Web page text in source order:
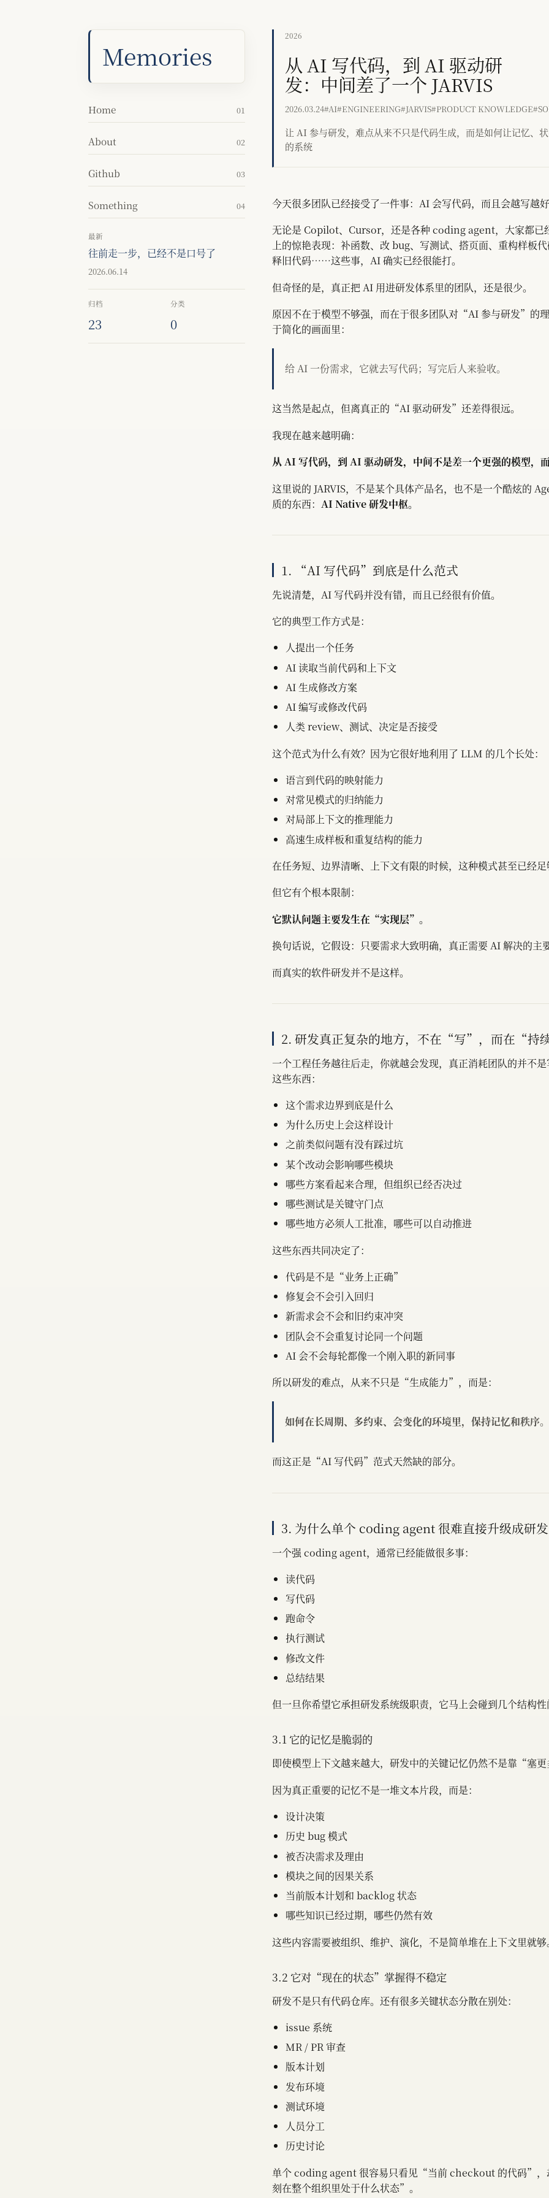
Memories
Home 01
About 02
Github 03
Something 04
最新
往前走一步，已经不是口号了
2026.06.14
归档
23
分类
0
2026
从 AI 写代码，到 AI 驱动研
发：中间差了一个 JARVIS
2026.03.24#AI#ENGINEERING#JARVIS#PRODUCT KNOWLEDGE
让 AI 参与研发，难点从来不只是代码生成，而是如何让记忆、
的系统
今天很多团队已经接受了一件事：AI 会写代码，而且会越写越好
无论是 Copilot、Cursor，还是各种 coding agent，大家都已
上的惊艳表现：补函数、改 bug、写测试、搭页面、重构样板
释旧代码……这些事，AI 确实已经很能打。
但奇怪的是，真正把 AI 用进研发体系里的团队，还是很少。
原因不在于模型不够强，而在于很多团队对“AI 参与研发”的
于简化的画面里：
给 AI 一份需求，它就去写代码；写完后人来验收。
这当然是起点，但离真正的“AI 驱动研发”还差得很远。
我现在越来越明确：
从 AI 写代码，到 AI 驱动研发，中间不是差一个更强的模型，
这里说的 JARVIS，不是某个具体产品名，也不是一个酷炫的
质的东西： AI Native 研发中枢。
1. “AI 写代码”到底是什么范式
先说清楚，AI 写代码并没有错，而且已经很有价值。
它的典型工作方式是：
人提出一个任务
AI 读取当前代码和上下文
AI 生成修改方案
AI 编写或修改代码
人类 review、测试、决定是否接受
这个范式为什么有效？因为它很好地利用了 LLM 的几个长处：
语言到代码的映射能力
对常见模式的归纳能力
对局部上下文的推理能力
高速生成样板和重复结构的能力
在任务短、边界清晰、上下文有限的时候，这种模式甚至已经足
但它有个根本限制：
它默认问题主要发生在“实现层”。
换句话说，它假设：只要需求大致明确，真正需要 AI 解决的主
而真实的软件研发并不是这样。
2. 研发真正复杂的地方，不在“写”，而在“持
一个工程任务越往后走，你就越会发现，真正消耗团队的并不
这些东西：
这个需求边界到底是什么
为什么历史上会这样设计
之前类似问题有没有踩过坑
某个改动会影响哪些模块
哪些方案看起来合理，但组织已经否决过
哪些测试是关键守门点
哪些地方必须人工批准，哪些可以自动推进
这些东西共同决定了：
代码是不是“业务上正确”
修复会不会引入回归
新需求会不会和旧约束冲突
团队会不会重复讨论同一个问题
AI 会不会每轮都像一个刚入职的新同事
所以研发的难点，从来不只是“生成能力”，而是：
如何在长周期、多约束、会变化的环境里，保持记忆和秩序。
而这正是“AI 写代码”范式天然缺的部分。
3. 为什么单个 coding agent 很难直接升级成研
一个强 coding agent，通常已经能做很多事：
读代码
写代码
跑命令
执行测试
修改文件
总结结果
但一旦你希望它承担研发系统级职责，它马上会碰到几个结构性
3.1 它的记忆是脆弱的
即使模型上下文越来越大，研发中的关键记忆仍然不是靠“塞
因为真正重要的记忆不是一堆文本片段，而是：
设计决策
历史 bug 模式
被否决需求及理由
模块之间的因果关系
当前版本计划和 backlog 状态
哪些知识已经过期，哪些仍然有效
这些内容需要被组织、维护、演化，不是简单堆在上下文里就够。
3.2 它对“现在的状态”掌握得不稳定
研发不是只有代码仓库。还有很多关键状态分散在别处：
issue 系统
MR / PR 审查
版本计划
发布环境
测试环境
人员分工
历史讨论
单个 coding agent 很容易只看见“当前 checkout 的代码”，
刻在整个组织里处于什么状态”。